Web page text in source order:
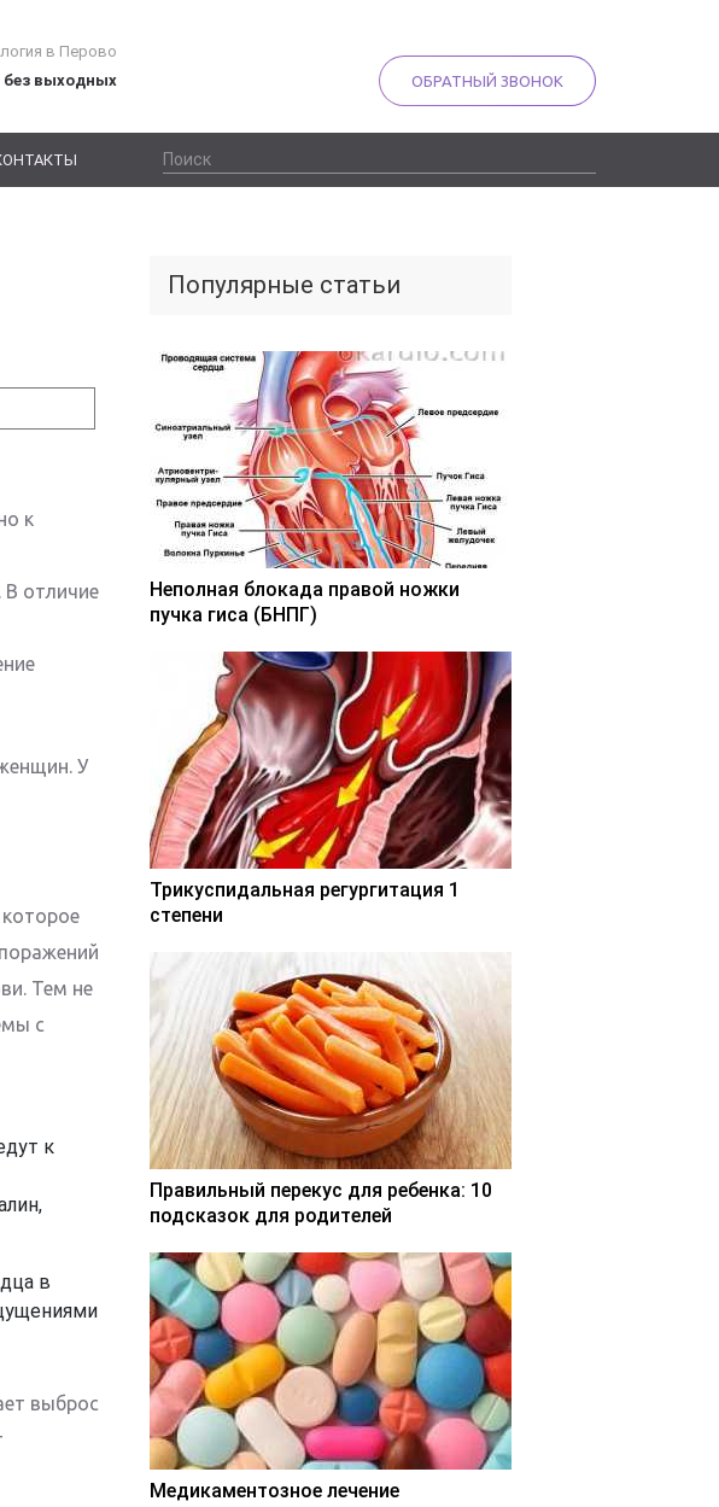
в Перово
без выходных
ОБРАТНЫЙ ЗВОНОК
к
отличие
У
Тем не
с
к
в
выброс
Популярные статьи
Неполная блокада правой ножки
пучка гиса (БНПГ)
Трикуспидальная регургитация 1
степени
Правильный перекус для ребенка: 10
подсказок для родителей
Медикаментозное лечение